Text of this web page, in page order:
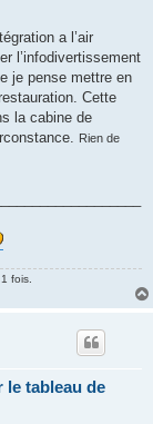
a l’air
l’infodivertissement
je pense mettre en
Cette
la cabine de
Rien de
fois.
le tableau de